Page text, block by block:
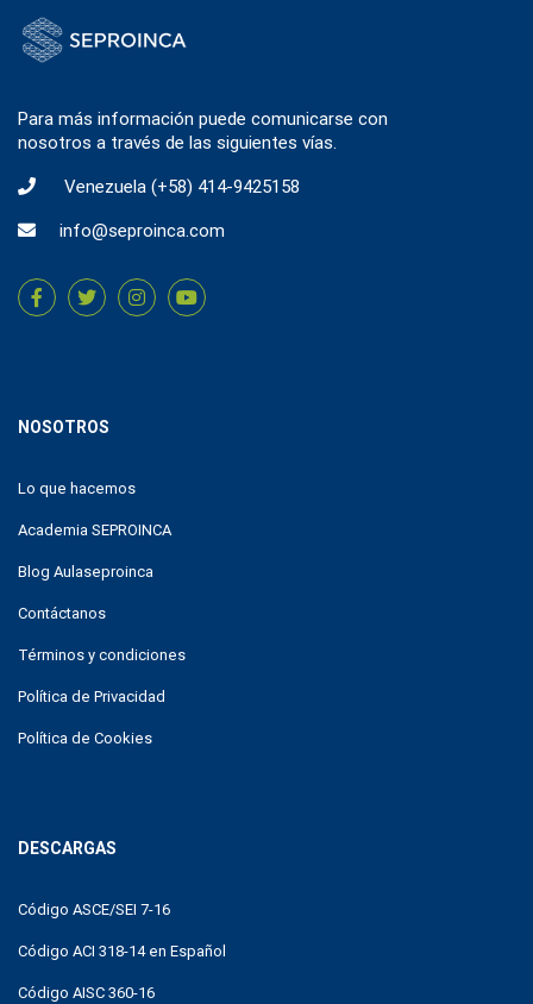
Para más información puede comunicarse con
nosotros a través de las siguientes vías.
Venezuela (+58) 414-9425158
info@seproinca.com
NOSOTROS
Lo que hacemos
Academia SEPROINCA
Blog Aulaseproinca
Contáctanos
Términos y condiciones
Política de Privacidad
Política de Cookies
DESCARGAS
Código ASCE/SEI 7-16
Código ACI 318-14 en Español
Código AISC 360-16